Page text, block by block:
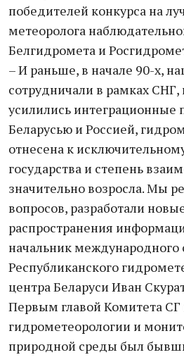
победителей конкурса на
метеоролога
Белгидромета и
– И раньше, в начале 90-х,
сотрудничали в рамках СНГ,
усилились
Беларусью и Россией,
отнесена к
государства и степень
значительно возросла. Мы
вопросов, разработали
распространения
начальник международного
Республиканского
центра Беларуси Иван
Первым главой Комитета СГ
гидрометеорологии и
природной среды был